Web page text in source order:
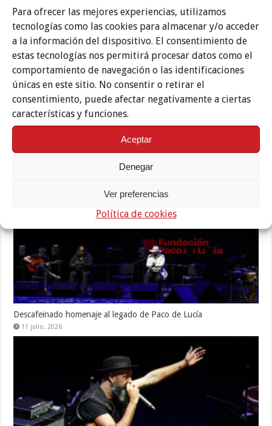
Para ofrecer las mejores experiencias, utilizamos
tecnologías como las cookies para almacenar y/o acceder
a la información del dispositivo. El consentimiento de
estas tecnologías nos permitirá procesar datos como el
comportamiento de navegación o las identificaciones
únicas en este sitio. No consentir o retirar el
consentimiento, puede afectar negativamente a ciertas
características y funciones.
Aceptar
Denegar
Ver preferencias
Política de cookies
Vibrante reencuentro con un directo mítico
Descafeinado homenaje al legado de Paco de Lucía
11 julio, 2026